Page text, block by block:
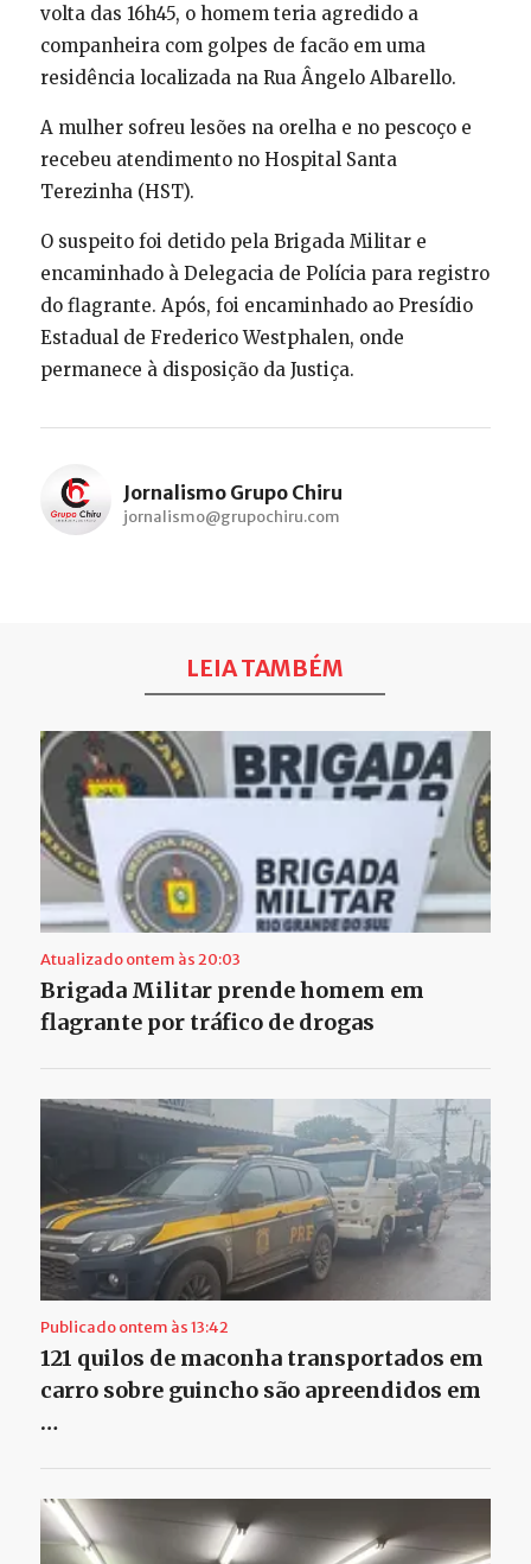
volta das 16h45, o homem teria agredido a
companheira com golpes de facão em uma
residência localizada na Rua Ângelo Albarello.
A mulher sofreu lesões na orelha e no pescoço e
recebeu atendimento no Hospital Santa
Terezinha (HST).
O suspeito foi detido pela Brigada Militar e
encaminhado à Delegacia de Polícia para registro
do flagrante. Após, foi encaminhado ao Presídio
Estadual de Frederico Westphalen, onde
permanece à disposição da Justiça.
Jornalismo Grupo Chiru
jornalismo@grupochiru.com
LEIA TAMBÉM
Atualizado ontem às 20:03
Brigada Militar prende homem em
flagrante por tráfico de drogas
Publicado ontem às 13:42
121 quilos de maconha transportados em
carro sobre guincho são apreendidos em
…